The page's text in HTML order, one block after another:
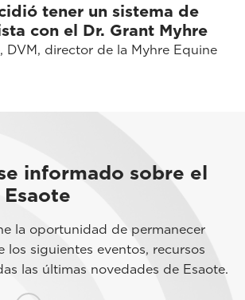
tener un sistema de
con el Dr. Grant Myhre
DVM, director de la Myhre Equine
informado sobre el
la oportunidad de permanecer
los siguientes eventos, recursos
las últimas novedades de Esaote.